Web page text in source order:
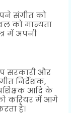
संगीत को
को मान्यता
में अपनी
सरकारी और
निर्देशक,
आदि के
करियर में आगे
है।